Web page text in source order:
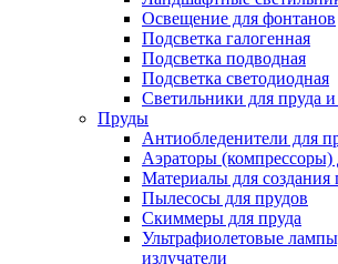
Освещение для фонтанов
Подсветка галогенная
Подсветка подводная
Подсветка светодиодная
Светильники для пруда и
Пруды
Антиобледенители для
Аэраторы (компрессоры)
Материалы для создания
Пылесосы для прудов
Скиммеры для пруда
Ультрафиолетовые
излучатели